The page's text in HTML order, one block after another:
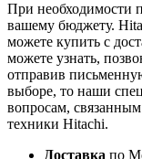
При необходимости
вашему бюджету.
можете купить с
можете узнать,
отправив
выборе, то наши
вопросам,
техники Hitachi.
Доставка по